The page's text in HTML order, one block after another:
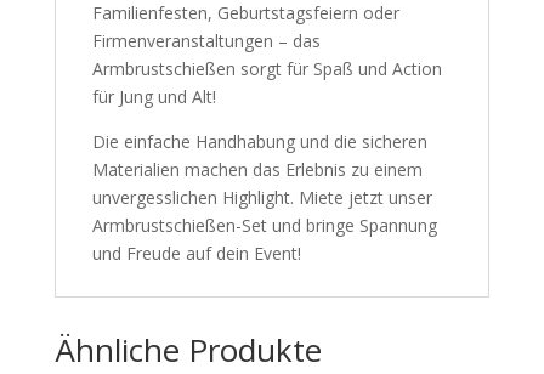
Familienfesten, Geburtstagsfeiern oder
Firmenveranstaltungen – das
Armbrustschießen sorgt für Spaß und Action
für Jung und Alt!
Die einfache Handhabung und die sicheren
Materialien machen das Erlebnis zu einem
unvergesslichen Highlight. Miete jetzt unser
Armbrustschießen-Set und bringe Spannung
und Freude auf dein Event!
Ähnliche Produkte